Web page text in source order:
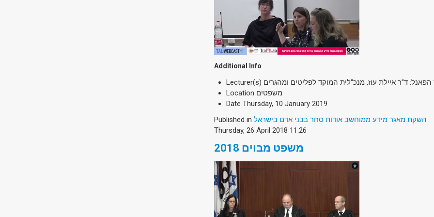
Additional Info
Lecturer(s) הפאנל: ד"ר איילת עוז, מנכ"לית המוקד לפליטים ומהגרים
Location משפטים
Date Thursday, 10 January 2019
Published in השקת מאגר מידע ממוחשב אודות סחר בבני אדם בישראל
Thursday, 26 April 2018 11:26
משפט מבוים 2018